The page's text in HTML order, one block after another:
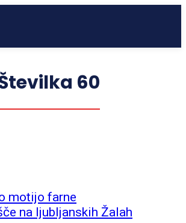
60
motijo farne
na ljubljanskih Žalah